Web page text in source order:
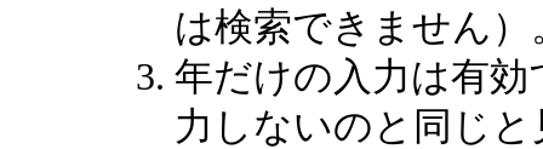
は検索できません）
年だけの入力は有
力しないのと同じ